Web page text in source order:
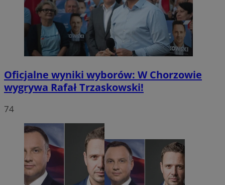
Oficjalne wyniki wyborów: W Chorzowie
wygrywa Rafał Trzaskowski!
74